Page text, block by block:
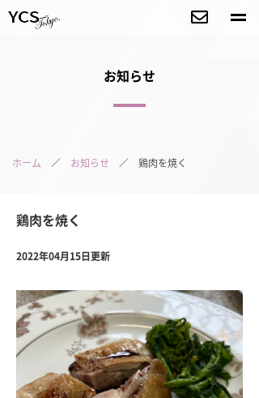
お知らせ
ホーム ／ お知らせ ／ 鶏肉を焼く
鶏肉を焼く
2022年04月15日更新